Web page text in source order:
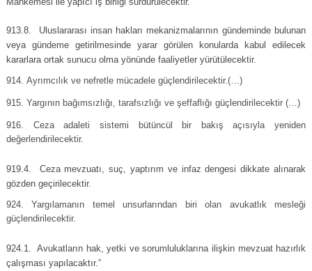
913.8. Uluslararası insan hakları mekanizmalarının gündeminde bulunan
veya gündeme getirilmesinde yarar görülen konularda kabul edilecek
kararlara ortak sunucu olma yönünde faaliyetler yürütülecektir.
Ayrımcılık ve nefretle mücadele güçlendirilecektir.(…)
Yargının bağımsızlığı, tarafsızlığı ve şeffaflığı güçlendirilecektir (…)
Ceza adaleti sistemi bütüncül bir bakış açısıyla yeniden
değerlendirilecektir.
919.4. Ceza mevzuatı, suç, yaptırım ve infaz dengesi dikkate alınarak
gözden geçirilecektir.
Yargılamanın temel unsurlarından biri olan avukatlık mesleği
güçlendirilecektir.
924.1. Avukatların hak, yetki ve sorumluluklarına ilişkin mevzuat hazırlık
çalışması yapılacaktır.”